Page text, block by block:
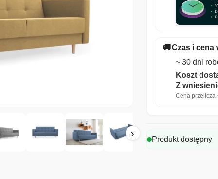
›
🚚Czas i cena
~ 30 dni
Koszt
Z
Cena przelicza
Produkt dostępny